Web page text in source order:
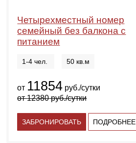
Четырехместный номер
семейный без балкона с
питанием
1-4 чел. 50 кв.м
от 11854 руб./сутки
от12380руб./сутки
ЗАБРОНИРОВАТЬ ПОДРОБНЕЕ